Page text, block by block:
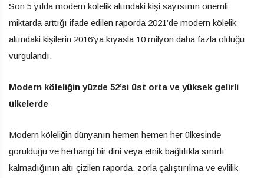
Son 5 yılda modern kölelik altındaki kişi sayısının önemli
miktarda arttığı ifade edilen raporda 2021’de modern kölelik
altındaki kişilerin 2016’ya kıyasla 10 milyon daha fazla olduğu
vurgulandı.
Modern köleliğin yüzde 52’si üst orta ve yüksek gelirli
ülkelerde
Modern köleliğin dünyanın hemen hemen her ülkesinde
görüldüğü ve herhangi bir dini veya etnik bağlılıkla sınırlı
kalmadığının altı çizilen raporda, zorla çalıştırılma ve evlilik